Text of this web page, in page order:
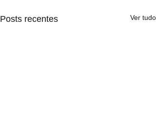
Posts recentes Ver tudo